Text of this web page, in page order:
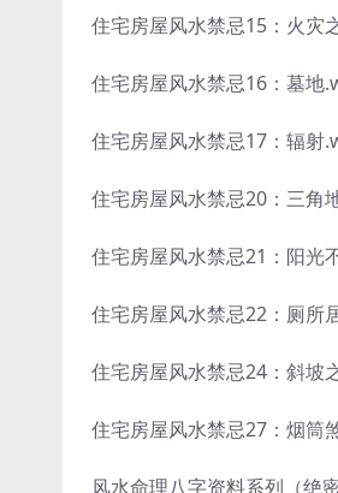
住宅房屋风水禁忌15：火灾
住宅房屋风水禁忌16：墓地
住宅房屋风水禁忌17：辐射
住宅房屋风水禁忌20：三角
住宅房屋风水禁忌21：阳光
住宅房屋风水禁忌22：厕所
住宅房屋风水禁忌24：斜坡
住宅房屋风水禁忌27：烟筒
风水命理八字资料系列（绝